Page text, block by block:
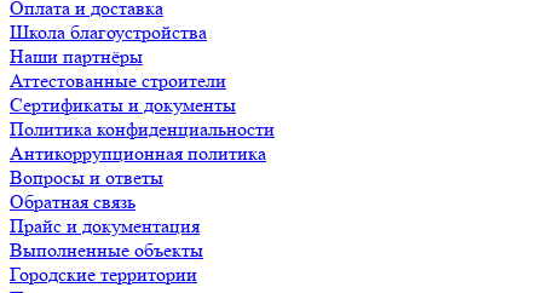
Оплата и доставка
Школа благоустройства
Наши партнёры
Аттестованные строители
Сертификаты и документы
Политика конфиденциальности
Антикоррупционная политика
Вопросы и ответы
Обратная связь
Прайс и документация
Выполненные объекты
Городские территории